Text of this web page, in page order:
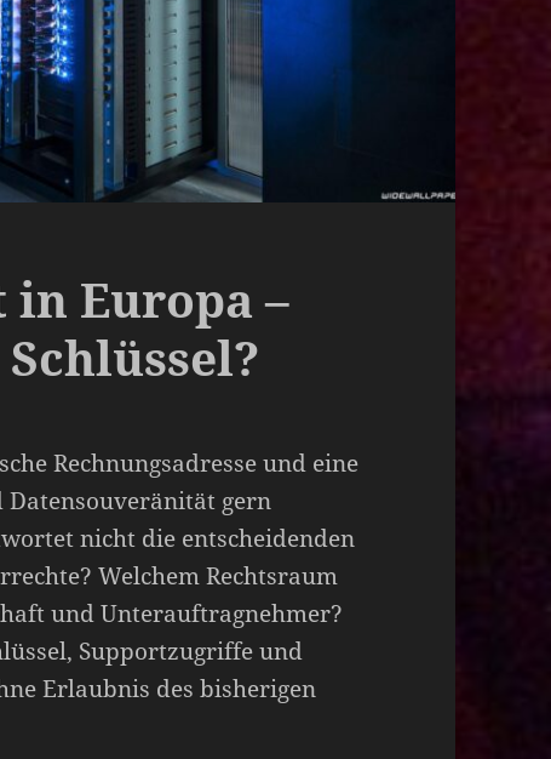
in Europa –
Rechnungsadresse und eine
Datensouveränität gern
nicht die entscheidenden
Welchem Rechtsraum
und Unterauftragnehmer?
Supportzugriffe und
Erlaubnis des bisherigen